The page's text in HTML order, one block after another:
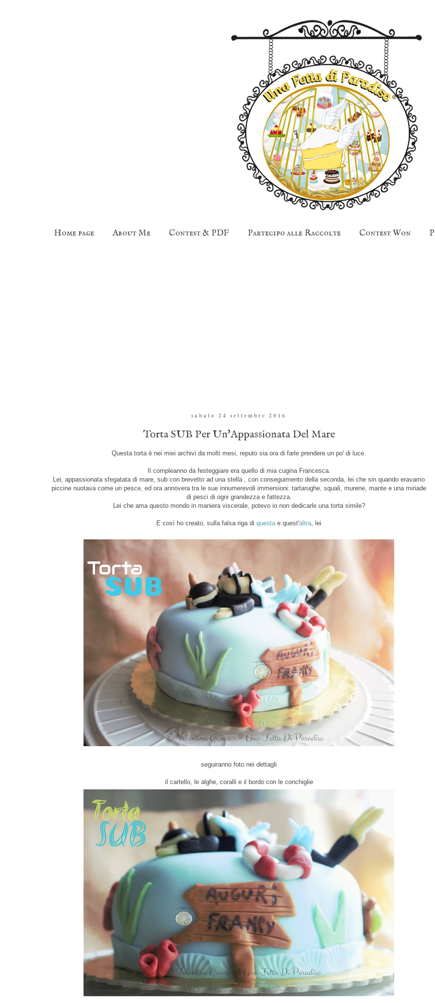
Home page About Me Contest & PDF Partecipo alle Raccolte Contest Won
sabato 24 settembre 2016
Torta SUB Per Un'Appassionata Del Mare
Questa torta è nei miei archivi da molti mesi, reputo sia ora di farle prendere un po' di luce.
Il compleanno da festeggiare era quello di mia cugina Francesca.
Lei, appassionata sfegatata di mare, sub con brevetto ad una stella , con conseguimento della seconda, lei che sin quando eravamo
piccine nuotava come un pesce, ed ora annovera tra le sue innumerevoli immersioni: tartarughe, squali, murene, mante e una miriade
di pesci di ogni grandezza e fattezza.
Lei che ama questo mondo in maniera viscerale, potevo io non dedicarle una torta simile?
E così ho creato, sulla falsa riga di questae quest'altra, lei
seguiranno foto nei dettagli
il cartello, le alghe, coralli e il bordo con le conchiglie